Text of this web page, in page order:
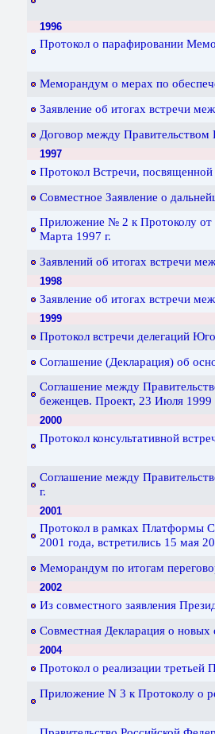
1996
Протокол о парафировании
Меморандум о мерах по
Заявление об итогах встречи
Договор между Правительством
1997
Протокол Встречи,
Совместное Заявление о
Приложение № 2 к Протоколу от
Марта 1997 г.
Заявлений об итогах встречи
1998
Заявление об итогах встречи
1999
Протокол встречи делегаций
Соглашение (Декларация) об
Соглашение между
беженцев. Проект, 23 Июля 1999
2000
Протокол консультативной
Соглашение между
г.
2001
Протокол в рамках Платформы
2001 года, встретились 15 мая
Меморандум по итогам
2002
Из совместного заявления
Совместная Декларация о
2004
Протокол о реализации третьей
Приложение N 3 к Протоколу о